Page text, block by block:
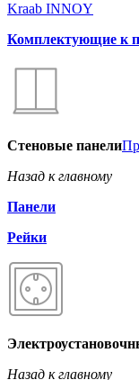
Kraab INNOY
Комплектующие к
Стеновые панели
Назад к главному
Панели
Рейки
Назад к главному